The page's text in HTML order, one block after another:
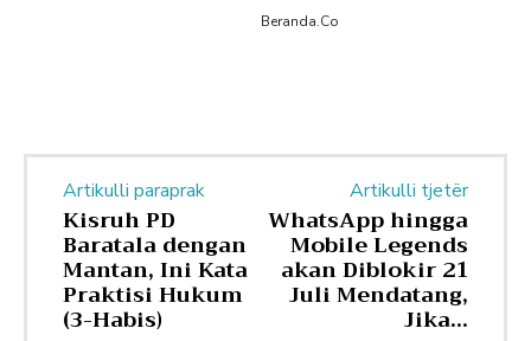
Beranda.co
Artikulli paraprak
Kisruh PD
Baratala dengan
Mantan, Ini Kata
Praktisi Hukum
(3-Habis)
Artikulli tjetër
WhatsApp hingga
Mobile Legends
akan Diblokir 21
Juli Mendatang,
Jika…